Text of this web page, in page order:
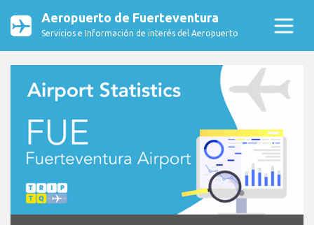
Aeropuerto de Fuerteventura
Servicios e Información de interés del Aeropuerto